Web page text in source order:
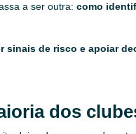
a ser outra:como
sinais de risco e apoiar
dos